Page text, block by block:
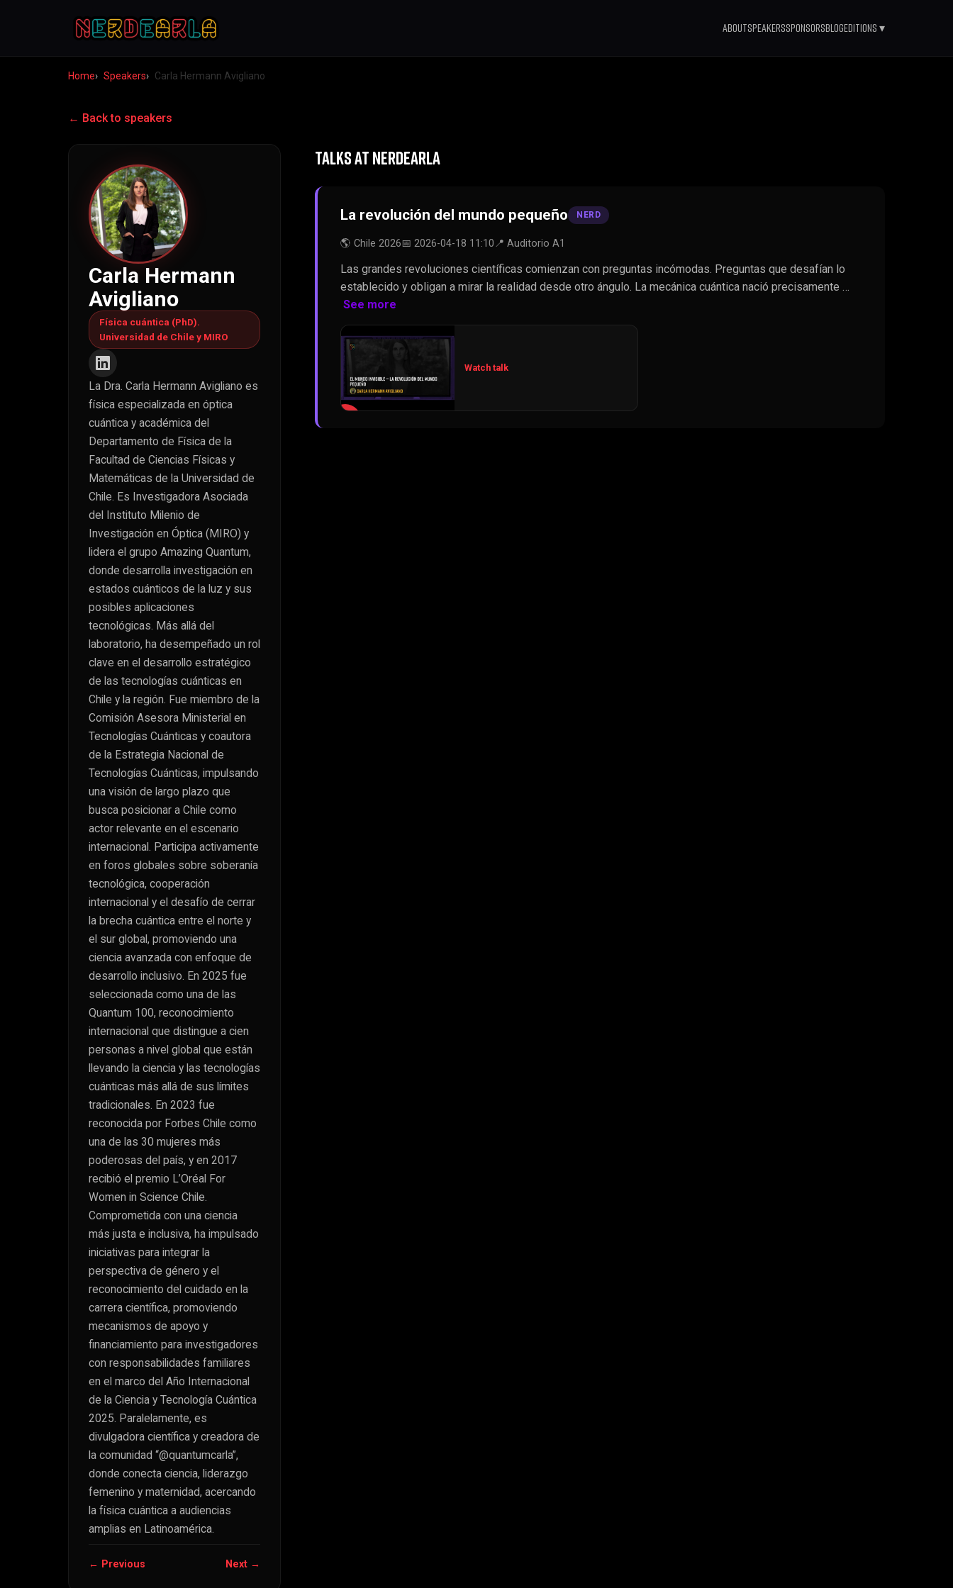
AboutSpeakersSponsorsBlogEditions ▾
Home Speakers Carla Hermann Avigliano
← Back to speakers
Carla Hermann
Avigliano
Física cuántica (PhD).
Universidad de Chile y MIRO
La Dra. Carla Hermann Avigliano es
física especializada en óptica
cuántica y académica del
Departamento de Física de la
Facultad de Ciencias Físicas y
Matemáticas de la Universidad de
Chile. Es Investigadora Asociada
del Instituto Milenio de
Investigación en Óptica (MIRO) y
lidera el grupo Amazing Quantum,
donde desarrolla investigación en
estados cuánticos de la luz y sus
posibles aplicaciones
tecnológicas. Más allá del
laboratorio, ha desempeñado un rol
clave en el desarrollo estratégico
de las tecnologías cuánticas en
Chile y la región. Fue miembro de la
Comisión Asesora Ministerial en
Tecnologías Cuánticas y coautora
de la Estrategia Nacional de
Tecnologías Cuánticas, impulsando
una visión de largo plazo que
busca posicionar a Chile como
actor relevante en el escenario
internacional. Participa activamente
en foros globales sobre soberanía
tecnológica, cooperación
internacional y el desafío de cerrar
la brecha cuántica entre el norte y
el sur global, promoviendo una
ciencia avanzada con enfoque de
desarrollo inclusivo. En 2025 fue
seleccionada como una de las
Quantum 100, reconocimiento
internacional que distingue a cien
personas a nivel global que están
llevando la ciencia y las tecnologías
cuánticas más allá de sus límites
tradicionales. En 2023 fue
reconocida por Forbes Chile como
una de las 30 mujeres más
poderosas del país, y en 2017
recibió el premio L’Oréal For
Women in Science Chile.
Comprometida con una ciencia
más justa e inclusiva, ha impulsado
iniciativas para integrar la
perspectiva de género y el
reconocimiento del cuidado en la
carrera científica, promoviendo
mecanismos de apoyo y
financiamiento para investigadores
con responsabilidades familiares
en el marco del Año Internacional
de la Ciencia y Tecnología Cuántica
2025. Paralelamente, es
divulgadora científica y creadora de
la comunidad “@quantumcarla”,
donde conecta ciencia, liderazgo
femenino y maternidad, acercando
la física cuántica a audiencias
amplias en Latinoamérica.
← Previous Next →
TALKS AT NERDEARLA
La revolución del mundo pequeño NERD
🌎 Chile 2026📅 2026-04-18 11:10📍 Auditorio A1
Las grandes revoluciones científicas comienzan con preguntas incómodas. Preguntas que desafían lo
establecido y obligan a mirar la realidad desde otro ángulo. La mecánica cuántica nació precisamente …
See more
Watch talk